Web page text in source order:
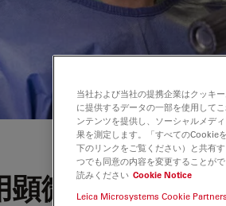
微鏡ソリュー
当社および当社の提携企業はクッキ
に提供するデータの一部を使用して
ンテンツを提供し、ソーシャルメデ
果を測定します。「すべてのCookie
下のリンクをご覧ください）と共有
つでも同意の内容を変更することが
読みください Cookie Notice
Leica Microsystems Cookie